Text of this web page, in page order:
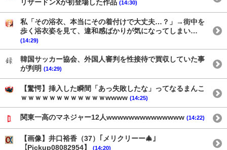
リザードンXが初登場した作品 (14:30)
私「その浴衣、本当にその着付けで大丈夫…？」→街中を
歩く浴衣姿を見て、違和感ばかりが気になってしまい…
(14:29)
韓国サッカー協会、外国人審判を性接待で買収していた事
が判明 (14:29)
【驚愕】挿入した瞬間「あっ失敗したな」ってなるまんこ
ｗｗｗｗｗｗｗｗｗｗｗｗwwww (14:25)
関東一高のマネジャー12人wwwwwwwwwwwwww (14:22)
【画像】井口裕香（37）｢メリクリーー🎄｣
【Pickup08082954】
(14:20)